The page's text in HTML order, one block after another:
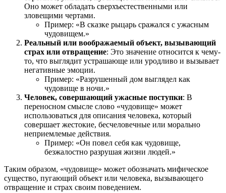
Оно может обладать сверхъестественными или
зловещими чертами.
Пример: «В сказке рыцарь сражался с ужасным
чудовищем.»
Реальный или воображаемый объект, вызывающий
страх или отвращение: Это значение относится к чему-
то, что выглядит устрашающе или уродливо и вызывает
негативные эмоции.
Пример: «Разрушенный дом выглядел как
чудовище в ночи.»
Человек, совершающий ужасные поступки: В
переносном смысле слово «чудовище» может
использоваться для описания человека, который
совершает жестокие, бесчеловечные или морально
неприемлемые действия.
Пример: «Он повел себя как чудовище,
безжалостно разрушая жизни людей.»
Таким образом, «чудовище» может обозначать мифическое
существо, пугающий объект или человека, вызывающего
отвращение и страх своим поведением.